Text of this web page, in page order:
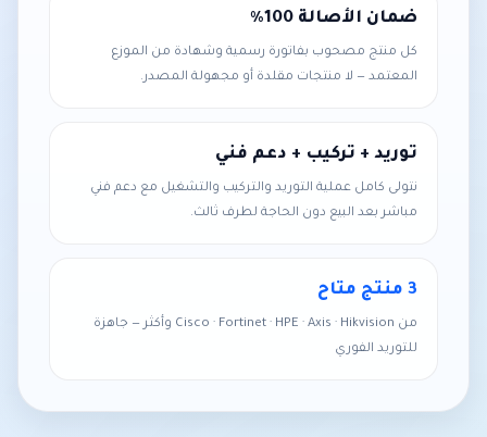
ضمان الأصالة 100%
كل منتج مصحوب بفاتورة رسمية وشهادة من الموزع
المعتمد — لا منتجات مقلدة أو مجهولة المصدر.
توريد + تركيب + دعم فني
نتولى كامل عملية التوريد والتركيب والتشغيل مع دعم فني
مباشر بعد البيع دون الحاجة لطرف ثالث.
من Cisco · Fortinet · HPE · Axis · Hikvision وأكثر — جاهزة
للتوريد الفوري